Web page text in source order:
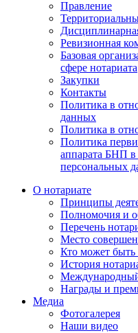
Правление
Ревизионная
Базовая
сфере нотариата
Закупки
Контакты
Политика в
данных
Политика в
Политика
аппарата БНП
персональных
О нотариате
Принципы
Полномочия и
Перечень
Место
Кто может быть
История
Награды и
Медиа
Фотогалерея
Наши видео